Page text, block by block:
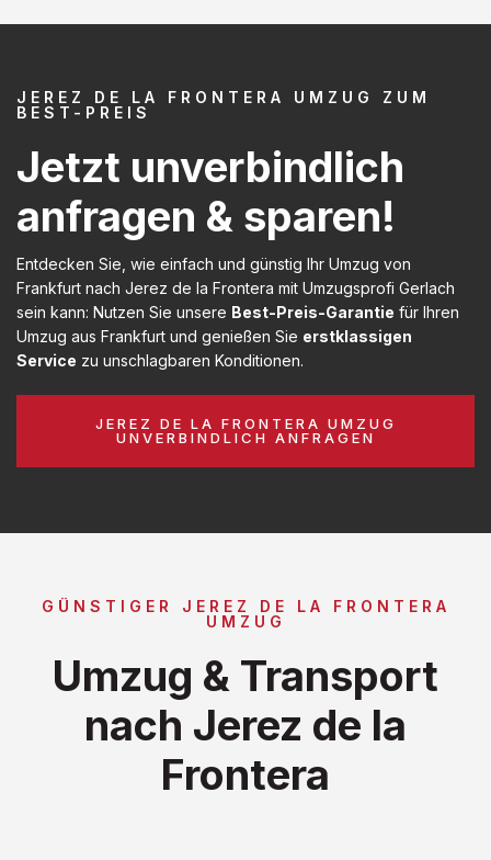
JEREZ DE LA FRONTERA UMZUG ZUM
BEST-PREIS
Jetzt unverbindlich
anfragen & sparen!
Entdecken Sie, wie einfach und günstig Ihr Umzug von
Frankfurt nach Jerez de la Frontera mit Umzugsprofi Gerlach
sein kann: Nutzen Sie unsere Best-Preis-Garantie für Ihren
Umzug aus Frankfurt und genießen Sie erstklassigen
Service zu unschlagbaren Konditionen.
JEREZ DE LA FRONTERA UMZUG
UNVERBINDLICH ANFRAGEN
GÜNSTIGER JEREZ DE LA FRONTERA
UMZUG
Umzug & Transport
nach Jerez de la
Frontera